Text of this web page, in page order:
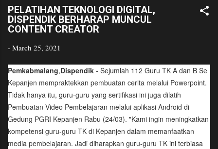
PELATIHAN TEKNOLOGI DIGITAL,
DISPENDIK BERHARAP MUNCUL
CONTENT CREATOR
- March 25, 2021
Pemkabmalang,Dispendik - Sejumlah 112 Guru TK A dan B Se
Kepanjen mempraktekkan pembuatan cerita melalui Powerpoint.
Tidak hanya itu, guru-guru yang sertifikasi ini juga dilatih
Pembuatan Video Pembelajaran melalui aplikasi Android di
Gedung PGRI Kepanjen Rabu (24/03). "Kami ingin meningkatkan
kompetensi guru-guru TK di Kepanjen dalam memanfaatkan
media pembelajaran. Jadi diharapkan guru-guru TK ini terbiasa